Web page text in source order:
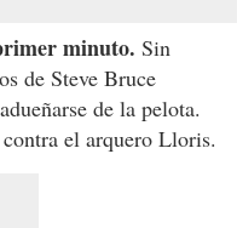
minuto. Sin
de Steve Bruce
de la pelota.
el arquero Lloris.